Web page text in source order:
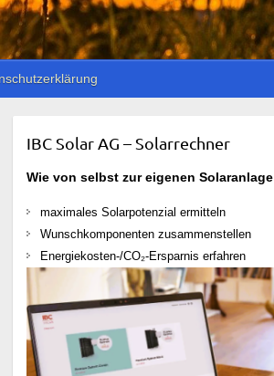
IBC Solar AG – Solarrechner
Wie von selbst zur eigenen Solaranlage
maximales Solarpotenzial ermitteln
Wunschkomponenten zusammenstellen
Energiekosten-/CO₂-Ersparnis erfahren